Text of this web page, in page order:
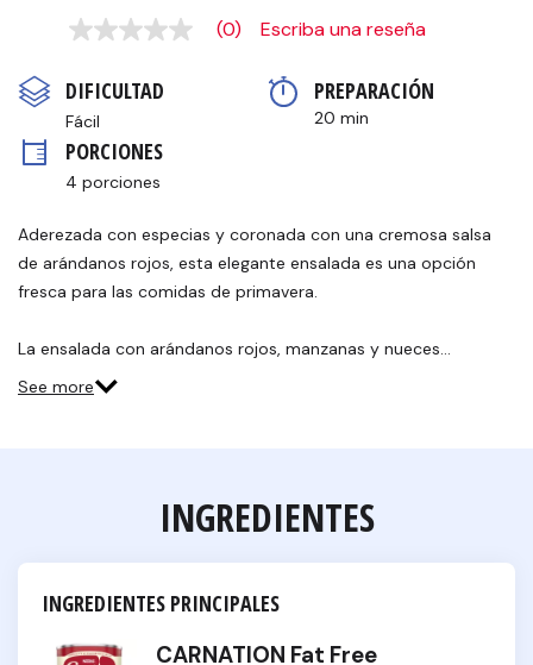
Sin
en
la
misma
página.
(0) Escriba una reseña
DIFICULTAD
Fácil
PREPARACIÓN
20 min
PORCIONES
4 porciones
Aderezada con especias y coronada con una cremosa salsa
de arándanos rojos, esta elegante ensalada es una opción
fresca para las comidas de primavera.
La ensalada con arándanos rojos, manzanas y nueces…
See more
INGREDIENTES
INGREDIENTES PRINCIPALES
CARNATION Fat Free